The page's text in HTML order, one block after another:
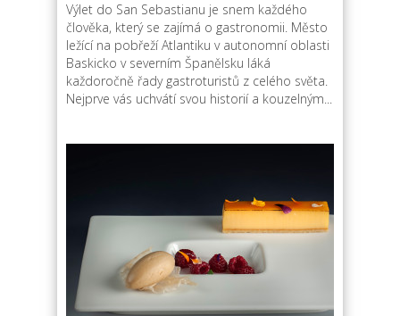
Výlet do San Sebastianu je snem každého
člověka, který se zajímá o gastronomii. Město
ležící na pobřeží Atlantiku v autonomní oblasti
Baskicko v severním Španělsku láká
každoročně řady gastroturistů z celého světa.
Nejprve vás uchvátí svou historií a kouzelným...